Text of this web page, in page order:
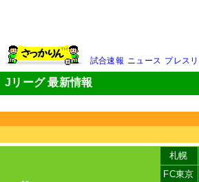
試合速報 ニュース プレス
Jリーグ 最新情報
札幌
FC東京